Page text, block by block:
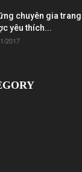
chuyên gia
yêu thích...
2017